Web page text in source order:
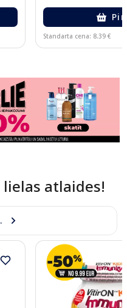
Standarta cena: 8.39 €
atlaides!